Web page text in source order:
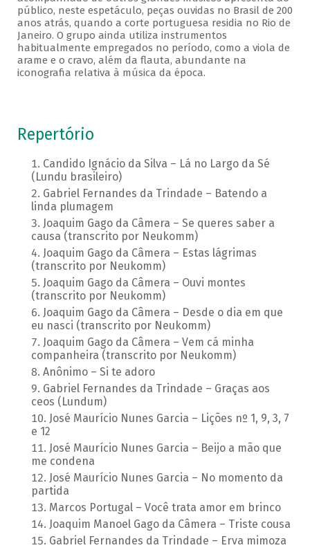
público, neste espetáculo, peças ouvidas no Brasil de 200
anos atrás, quando a corte portuguesa residia no Rio de
Janeiro. O grupo ainda utiliza instrumentos
habitualmente empregados no período, como a viola de
arame e o cravo, além da flauta, abundante na
iconografia relativa à música da época.
Repertório
Candido Ignácio da Silva – Lá no Largo da Sé
(Lundu brasileiro)
Gabriel Fernandes da Trindade – Batendo a
linda plumagem
Joaquim Gago da Câmera – Se queres saber a
causa (transcrito por Neukomm)
Joaquim Gago da Câmera – Estas lágrimas
(transcrito por Neukomm)
Joaquim Gago da Câmera – Ouvi montes
(transcrito por Neukomm)
Joaquim Gago da Câmera – Desde o dia em que
eu nasci (transcrito por Neukomm)
Joaquim Gago da Câmera – Vem cá minha
companheira (transcrito por Neukomm)
Anônimo – Si te adoro
Gabriel Fernandes da Trindade – Graças aos
ceos (Lundum)
José Maurício Nunes Garcia – Lições nº 1, 9, 3, 7
e 12
José Maurício Nunes Garcia – Beijo a mão que
me condena
José Maurício Nunes Garcia – No momento da
partida
Marcos Portugal – Você trata amor em brinco
Joaquim Manoel Gago da Câmera – Triste cousa
Gabriel Fernandes da Trindade – Erva mimoza